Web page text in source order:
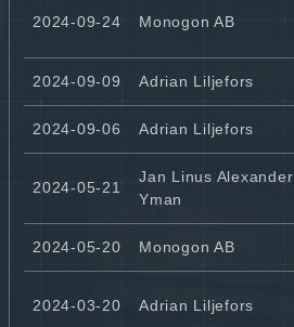
2024-09-24 Monogon AB
2024-09-09 Adrian Liljefors
2024-09-06 Adrian Liljefors
2024-05-21
Jan Linus Alexander
Yman
2024-05-20 Monogon AB
2024-03-20 Adrian Liljefors